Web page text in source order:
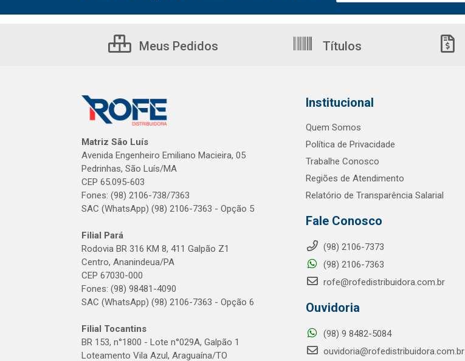
Meus Pedidos Títulos
Matriz São Luís
Avenida Engenheiro Emiliano Macieira, 05
Pedrinhas, São Luís/MA
CEP 65.095-603
Fones: (98) 2106-738/7363
SAC (WhatsApp) (98) 2106-7363 - Opção 5
Filial Pará
Rodovia BR 316 KM 8, 411 Galpão Z1
Centro, Ananindeua/PA
CEP 67030-000
Fones: (98) 98481-4090
SAC (WhatsApp) (98) 2106-7363 - Opção 6
Filial Tocantins
BR 153, n°1800 - Lote n°029A, Galpão 1
Loteamento Vila Azul, Araguaína/TO
Institucional
Quem Somos
Política de Privacidade
Trabalhe Conosco
Regiões de Atendimento
Relatório de Transparência Salarial
Fale Conosco
(98) 2106-7373
(98) 2106-7363
rofe@rofedistribuidora.com.br
Ouvidoria
(98) 9 8482-5084
ouvidoria@rofedistribuidora.com.br